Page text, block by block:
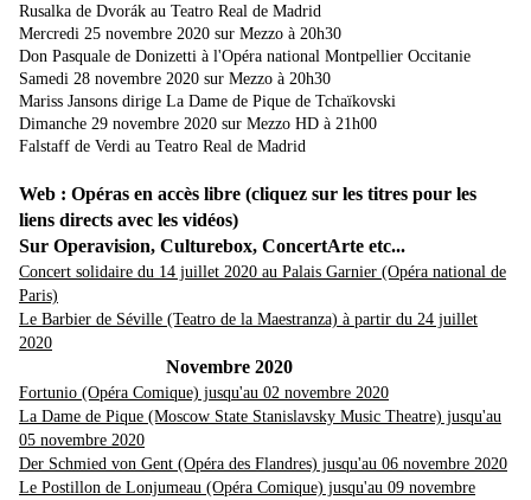
Rusalka de Dvorák au Teatro Real de Madrid
Mercredi 25 novembre 2020 sur Mezzo à 20h30
Don Pasquale de Donizetti à l'Opéra national Montpellier Occitanie
Samedi 28 novembre 2020 sur Mezzo à 20h30
Mariss Jansons dirige La Dame de Pique de Tchaïkovski
Dimanche 29 novembre 2020 sur Mezzo HD à 21h00
Falstaff de Verdi au Teatro Real de Madrid
Web : Opéras en accès libre (cliquez sur les titres pour les
liens directs avec les vidéos)
Sur Operavision, Culturebox, ConcertArte etc...
Concert solidaire du 14 juillet 2020 au Palais Garnier (Opéra national de
Paris)
Le Barbier de Séville (Teatro de la Maestranza) à partir du 24 juillet
2020
Novembre 2020
Fortunio (Opéra Comique) jusqu'au 02 novembre 2020
La Dame de Pique (Moscow State Stanislavsky Music Theatre) jusqu'au
05 novembre 2020
Der Schmied von Gent (Opéra des Flandres) jusqu'au 06 novembre 2020
Le Postillon de Lonjumeau (Opéra Comique) jusqu'au 09 novembre